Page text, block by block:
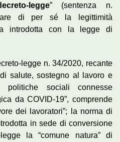
legge” (sentenza n.
di per sé la legittimità
introdotta con la legge di
legge n. 34/2020, recante
salute, sostegno al lavoro e
politiche sociali connesse
da COVID-19”, comprende
dei lavoratori”; la norma di
in sede di conversione
la “comune natura” di